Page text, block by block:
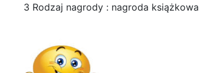
3 Rodzaj nagrody : nagroda książkowa